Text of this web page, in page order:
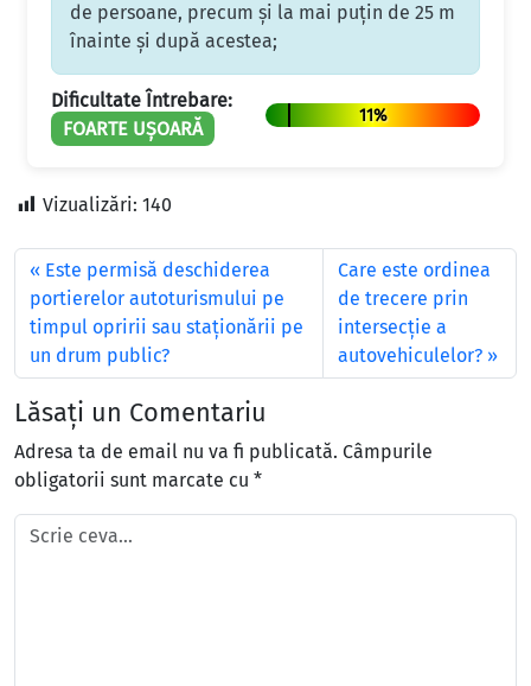
de persoane, precum şi la mai puţin de 25 m
înainte şi după acestea;
Dificultate Întrebare:
FOARTE UȘOARĂ
11%
Vizualizări: 140
Este permisă deschiderea
portierelor autoturismului pe
timpul opririi sau staţionării pe
un drum public?
Care este ordinea
de trecere prin
intersecţie a
autovehiculelor?
Lăsați un Comentariu
Adresa ta de email nu va fi publicată. Câmpurile
obligatorii sunt marcate cu *